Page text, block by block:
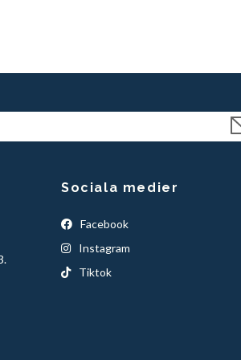
Sociala medier
Facebook
Instagram
Tiktok